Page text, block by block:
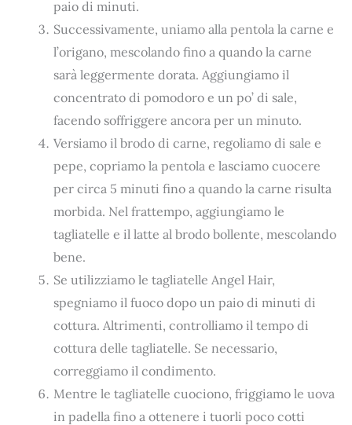
paio di minuti.
Successivamente, uniamo alla pentola la carne e
l’origano, mescolando fino a quando la carne
sarà leggermente dorata. Aggiungiamo il
concentrato di pomodoro e un po’ di sale,
facendo soffriggere ancora per un minuto.
Versiamo il brodo di carne, regoliamo di sale e
pepe, copriamo la pentola e lasciamo cuocere
per circa 5 minuti fino a quando la carne risulta
morbida. Nel frattempo, aggiungiamo le
tagliatelle e il latte al brodo bollente, mescolando
bene.
Se utilizziamo le tagliatelle Angel Hair,
spegniamo il fuoco dopo un paio di minuti di
cottura. Altrimenti, controlliamo il tempo di
cottura delle tagliatelle. Se necessario,
correggiamo il condimento.
Mentre le tagliatelle cuociono, friggiamo le uova
in padella fino a ottenere i tuorli poco cotti